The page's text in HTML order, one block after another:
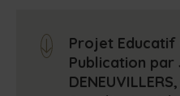
arrow_down
Projet Educatif
Publication par